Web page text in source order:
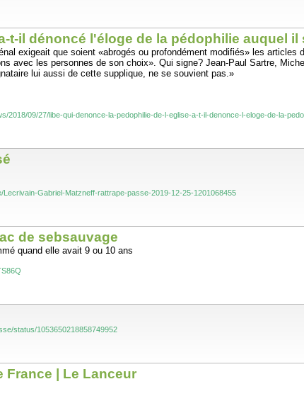
t-il dénoncé l'éloge de la pédophilie auquel
exigeait que soient «abrogés ou profondément modifiés» les articles
avec les personnes de son choix». Qui signe? Jean-Paul Sartre,
lui aussi de cette supplique, ne se souvient pas.»
2018/09/27/libe-qui-denonce-la-pedophilie-de-l-eglise-a-t-il-denonce-l-eloge-de-la-
Lecrivain-Gabriel-Matzneff-rattrape-passe-2019-12-25-1201068455
de sebsauvage
quand elle avait 9 ou 10 ans
status/1053650218858749952
France | Le Lanceur